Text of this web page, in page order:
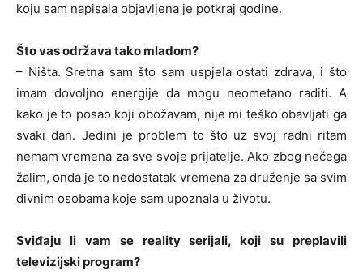
koju sam napisala objavljena je potkraj godine.
Što vas održava tako mladom?
– Ništa. Sretna sam što sam uspjela ostati zdrava, i što
imam dovoljno energije da mogu neometano raditi. A
kako je to posao koji obožavam, nije mi teško obavljati ga
svaki dan. Jedini je problem to što uz svoj radni ritam
nemam vremena za sve svoje prijatelje. Ako zbog nečega
žalim, onda je to nedostatak vremena za druženje sa svim
divnim osobama koje sam upoznala u životu.
Sviđaju li vam se reality serijali, koji su preplavili
televizijski program?